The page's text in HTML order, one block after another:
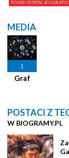
MEDIA
1
Graf
POSTACI Z
W BIOGRAMY.PL